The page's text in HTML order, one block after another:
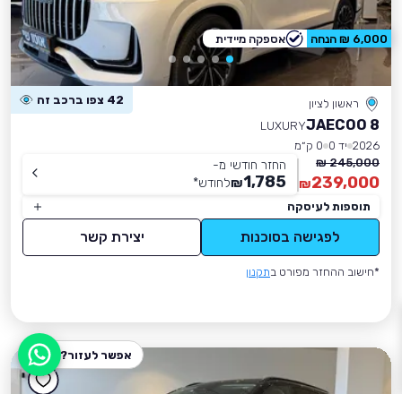
ראשון לציון 42 צפו ברכב זה
JAECOO 8
LUXURY
2026 יד 0
0 ק״מ
245,000 ₪
239,000
₪
החזר חודשי מ-
1,785
₪לחודש*
תוספות לעיסקה
לפגישה בסוכנות יצירת קשר
*חישוב ההחזר מפורט בתקנון
6,000 ₪ הנחה אספקה מיידית
אפשר לעזור?